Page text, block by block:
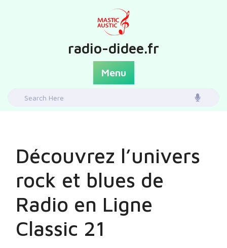
radio-didee.fr
Menu
Search
Découvrez l’univers
rock et blues de
Radio en Ligne
Classic 21